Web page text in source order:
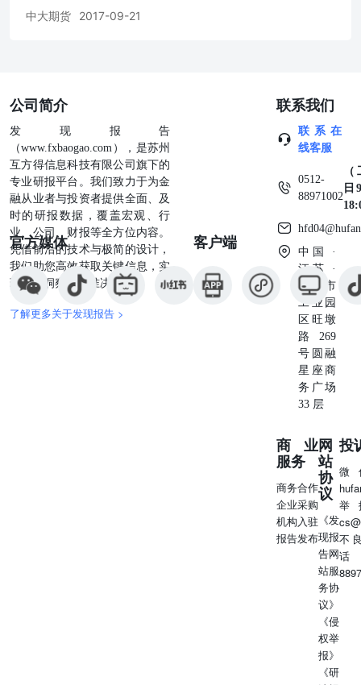
图9：Shibor利率走势|单位：
元
况|单位：亿元
中大期货 2017-09-21
公司简介
发现报告
（www.fxbaogao.com），是苏州
互方得信息科技有限公司旗下的
专业研报平台。我们致力于为金
融从业者与投资者提供全面、及
时的研报数据，覆盖宏观、行
业、公司、财报等全方位内容。
凭借前沿的技术与极简的设计，
我们助您高效获取关键信息，实
现深度洞察与精准决策。
了解更多关于发现报告 >
官方媒体 客户端
联系我们
联系在
线客服
0512-
88971002
日
中国 ·
江苏 ·
苏州市
工业园
区旺墩
路269
号圆融
星座商
务广场
33 层
商业
服务
商务合作
企业采购
机构入驻
报告发布
网
站
协
议
《发
现报
告网
站服
务协
议》
《侵
权举
报》
《研
投
微
举
不